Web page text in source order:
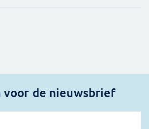
voor de nieuwsbrief